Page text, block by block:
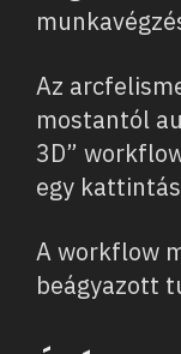
Az
mostantól
3D”
egy
A workflow
beágyazott